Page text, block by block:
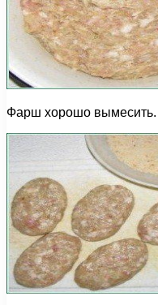
Фарш хорошо вымесить.